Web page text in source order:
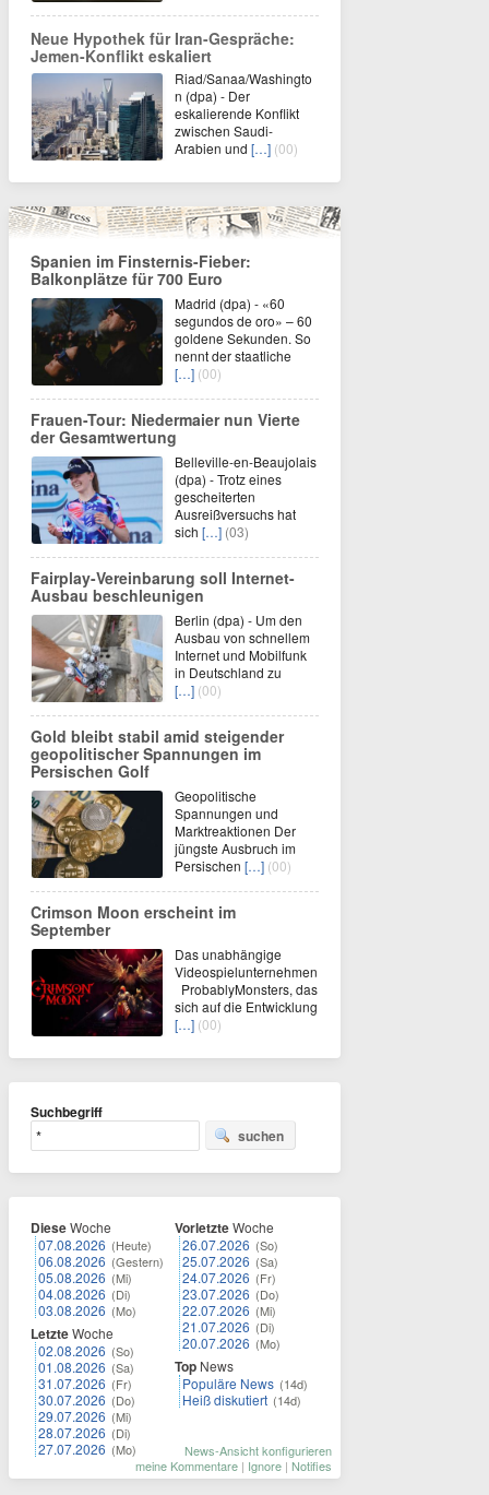
Neue Hypothek für Iran-Gespräche:
Jemen-Konflikt eskaliert
Riad/Sanaa/Washingto
n (dpa) - Der
eskalierende Konflikt
zwischen Saudi-
Arabien und […] (00)
Spanien im Finsternis-Fieber:
Balkonplätze für 700 Euro
Madrid (dpa) - «60
segundos de oro» – 60
goldene Sekunden. So
nennt der staatliche
[…] (00)
Frauen-Tour: Niedermaier nun Vierte
der Gesamtwertung
Belleville-en-Beaujolais
(dpa) - Trotz eines
gescheiterten
Ausreißversuchs hat
sich […] (03)
Fairplay-Vereinbarung soll Internet-
Ausbau beschleunigen
Berlin (dpa) - Um den
Ausbau von schnellem
Internet und Mobilfunk
in Deutschland zu
[…] (00)
Gold bleibt stabil amid steigender
geopolitischer Spannungen im
Persischen Golf
Geopolitische
Spannungen und
Marktreaktionen Der
jüngste Ausbruch im
Persischen […] (00)
Crimson Moon erscheint im
September
Das unabhängige
Videospielunternehmen
ProbablyMonsters, das
sich auf die Entwicklung
[…] (00)
Suchbegriff
suchen
DieseWoche
07.08.2026 (Heute)
06.08.2026 (Gestern)
05.08.2026 (Mi)
04.08.2026 (Di)
03.08.2026 (Mo)
LetzteWoche
02.08.2026 (So)
01.08.2026 (Sa)
31.07.2026 (Fr)
30.07.2026 (Do)
29.07.2026 (Mi)
28.07.2026 (Di)
27.07.2026 (Mo)
VorletzteWoche
26.07.2026 (So)
25.07.2026 (Sa)
24.07.2026 (Fr)
23.07.2026 (Do)
22.07.2026 (Mi)
21.07.2026 (Di)
20.07.2026 (Mo)
Top News
Populäre News (14d)
Heiß diskutiert (14d)
News-Ansicht konfigurieren
meine Kommentare | Ignore | Notifies